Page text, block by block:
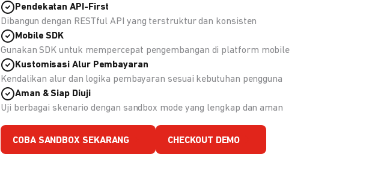
Pendekatan API-First
Dibangun dengan RESTful API yang terstruktur dan konsisten
Mobile SDK
Gunakan SDK untuk mempercepat pengembangan di platform mobile
Kustomisasi Alur Pembayaran
Kendalikan alur dan logika pembayaran sesuai kebutuhan pengguna
Aman & Siap Diuji
Uji berbagai skenario dengan sandbox mode yang lengkap dan aman
COBA SANDBOX SEKARANG CHECKOUT DEMO